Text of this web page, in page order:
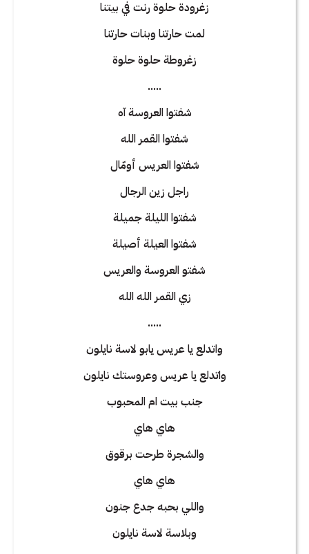
زغرودة حلوة رنت في بيتنا
لمت حارتنا وبنات حارتنا
زغروطة حلوة حلوة
.....
شفتوا العروسة آه
شفتوا القمر الله
شفتوا العريس أومّال
راجل زين الرجال
شفتوا الليلة جميلة
شفتوا العيلة أصيلة
شفتو العروسة والعريس
زي القمر الله الله
.....
واتدلع يا عريس يابو لاسة نايلون
واتدلع يا عريس وعروستك نايلون
جنب بيت ام المحبوب
هاي هاي
والشجرة طرحت برقوق
هاي هاي
واللي بحبه جدع جنون
وبلاسة لاسة نايلون